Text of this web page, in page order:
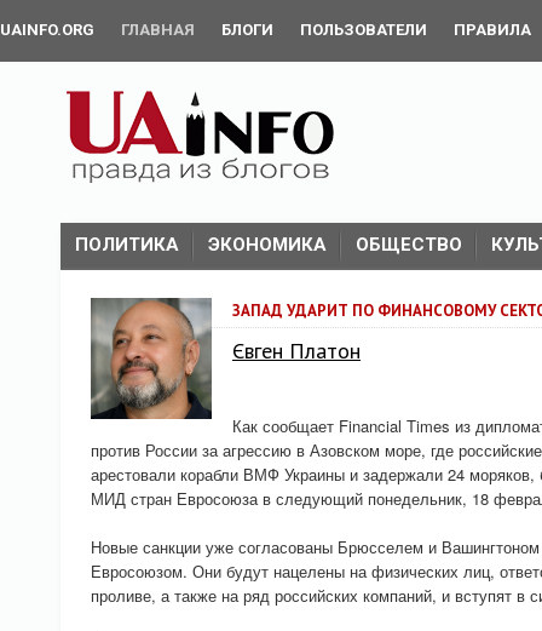
UAINFO.ORG ГЛАВНАЯ БЛОГИ ПОЛЬЗОВАТЕЛИ ПРАВИЛА
ПОЛИТИКА ЭКОНОМИКА ОБЩЕСТВО
ЗАПАД УДАРИТ ПО ФИНАНСОВОМУ
Євген Платон
Как сообщает Financial Times из
против России за агрессию в Азовском море, где
арестовали корабли ВМФ Украины и задержали 24 моряков,
МИД стран Евросоюза в следующий понедельник, 18
Новые санкции уже согласованы Брюсселем и
Евросоюзом. Они будут нацелены на физических лиц,
проливе, а также на ряд российских компаний, и вступят в